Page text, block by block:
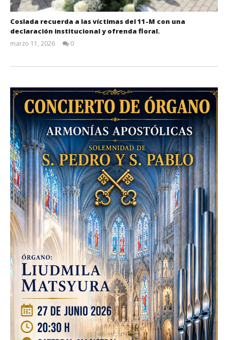
Coslada recuerda a las víctimas del 11-M con una
declaración institucional y ofrenda floral.
marzo 11, 2026
0